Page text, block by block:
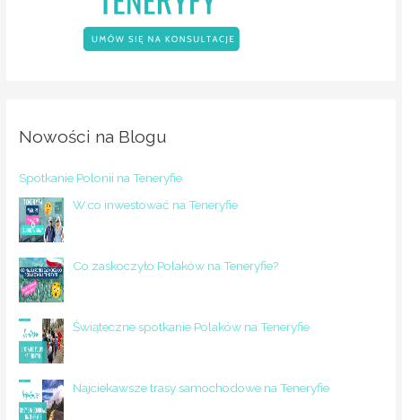
Nowości na Blogu
Spotkanie Polonii na Teneryfie
W co inwestować na Teneryfie
Co zaskoczyło Polaków na Teneryfie?
Świąteczne spotkanie Polaków na Teneryfie
Najciekawsze trasy samochodowe na Teneryfie